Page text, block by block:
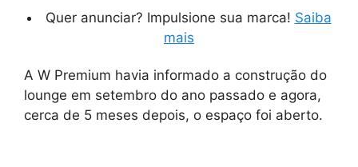
Quer anunciar? Impulsione sua marca! Saiba
mais
A W Premium havia informado a construção do
lounge em setembro do ano passado e agora,
cerca de 5 meses depois, o espaço foi aberto.